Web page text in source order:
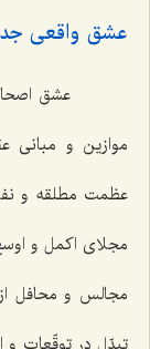
عشق واقعی
عشق
موازین و مبانی
عظمت مطلقه و
مجلای اکمل و
مجالس و محافل